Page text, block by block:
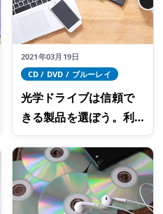
2021年03月19日
CD / DVD / ブルーレイ
光学ドライブは信頼で
きる製品を選ぼう。利
用シーンや選び方のポ
イント